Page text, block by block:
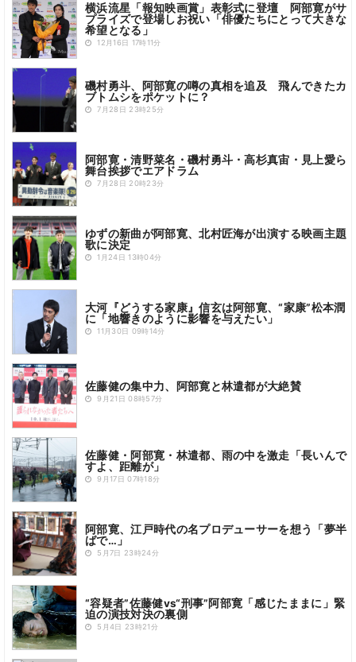
横浜流星「報知映画賞」表彰式に登壇 阿部寛がサ
プライズで登場しお祝い「俳優たちにとって大きな
希望となる」
12月16日 17時11分
磯村勇斗、阿部寛の噂の真相を追及 飛んできたカ
ブトムシをポケットに？
7月28日 23時25分
阿部寛・清野菜名・磯村勇斗・高杉真宙・見上愛ら
舞台挨拶でエアドラム
7月28日 20時23分
ゆずの新曲が阿部寛、北村匠海が出演する映画主題
歌に決定
1月24日 13時04分
大河『どうする家康』信玄は阿部寛、“家康”松本潤
に「地響きのように影響を与えたい」
11月30日 09時14分
佐藤健の集中力、阿部寛と林遣都が大絶賛
9月21日 08時57分
佐藤健・阿部寛・林遣都、雨の中を激走「長いんで
すよ、距離が」
9月17日 07時18分
阿部寛、江戸時代の名プロデューサーを想う「夢半
ばで…」
5月7日 23時24分
“容疑者”佐藤健vs“刑事”阿部寛「感じたままに」緊
迫の演技対決の裏側
5月4日 23時21分